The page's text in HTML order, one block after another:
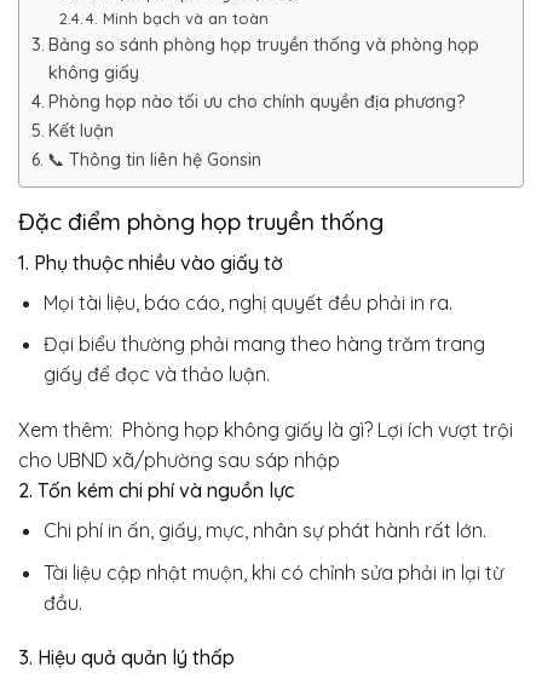
4. Minh bạch và an toàn
Bảng so sánh phòng họp truyền thống và phòng họp
không giấy
Phòng họp nào tối ưu cho chính quyền địa phương?
Kết luận
📞 Thông tin liên hệ Gonsin
Đặc điểm phòng họp truyền thống
1. Phụ thuộc nhiều vào giấy tờ
Mọi tài liệu, báo cáo, nghị quyết đều phải in ra.
Đại biểu thường phải mang theo hàng trăm trang
giấy để đọc và thảo luận.
Xem thêm: Phòng họp không giấy là gì? Lợi ích vượt trội
cho UBND xã/phường sau sáp nhập
2. Tốn kém chi phí và nguồn lực
Chi phí in ấn, giấy, mực, nhân sự phát hành rất lớn.
Tài liệu cập nhật muộn, khi có chỉnh sửa phải in lại từ
đầu.
3. Hiệu quả quản lý thấp